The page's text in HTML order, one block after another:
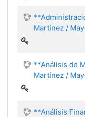
Martínez /
**Análisis de
Martínez /
**Análisis